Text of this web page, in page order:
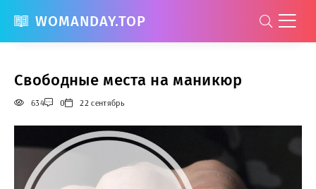
WOMANDAY.TOP
Свободные места на маникюр
634 0 22 сентябрь